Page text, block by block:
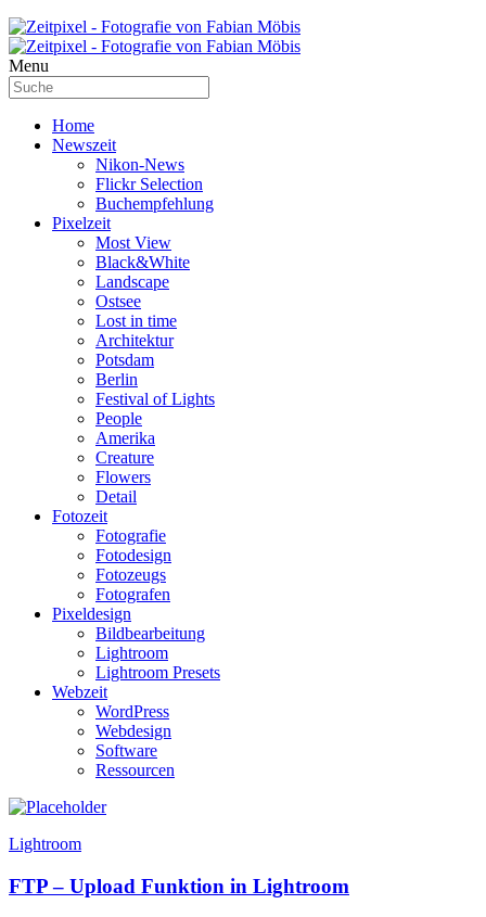
Menu
Home
Newszeit
Nikon-News
Flickr Selection
Buchempfehlung
Pixelzeit
Most View
Black&White
Landscape
Ostsee
Lost in time
Architektur
Potsdam
Berlin
Festival of Lights
People
Amerika
Creature
Flowers
Detail
Fotozeit
Fotografie
Fotodesign
Fotozeugs
Fotografen
Pixeldesign
Bildbearbeitung
Lightroom
Lightroom Presets
Webzeit
WordPress
Webdesign
Software
Ressourcen
Lightroom
FTP – Upload Funktion in Lightroom